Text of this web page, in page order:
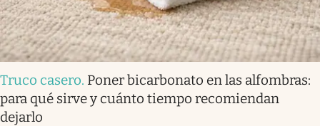
Truco casero. Poner bicarbonato en las alfombras:
para qué sirve y cuánto tiempo recomiendan
dejarlo